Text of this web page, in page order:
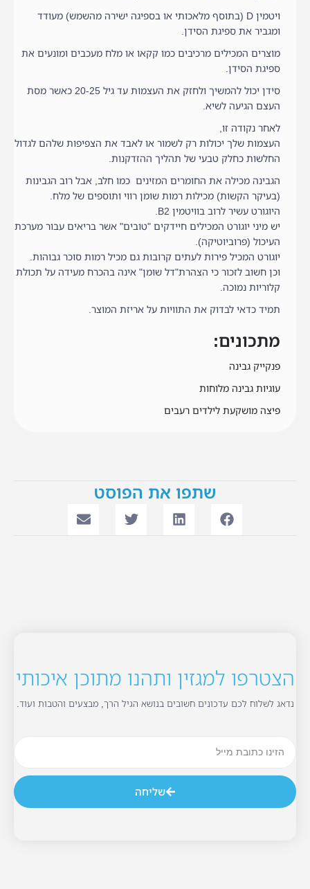
ויטמין D (בתוסף מלאכותי או בספיגה ישירה מהשמש) מעודד
ומגביר את ספיגת הסידן.
מוצרים המכילים מרכיבים כמו קקאו או מלח מעכבים ומונעים את
ספיגת הסידן.
סידן יכול להמשיך ולחזק את העצמות עד גיל 20-25 כאשר מסת
העצם הגיעה לשיא.
לאחר נקודה זו,
העצמות שלך יכולות רק לשמור או לאבד את הצפיפות שלהם לגדול
החלשות כחלק טבעי של תהליך ההזדקנות.
הגבינה מכילה את החומרים המזינים כמו חלב, אבל רוב הגבינות
(בעיקר הקשות) מכילות רמות שומן רווי ותוספים של מלח.
היוגורט עשיר לרוב בוויטמין B2.
יש מיני יוגורט המכילים חיידקים "טובים" אשר בריאים עבור מערכת
העיכול (פרוביוטיקה).
יוגורט המכיל פירות לעתים קרובות גם מכיל רמות סוכר גבוהות.
וכן חשוב לזכור כי הצהרת"דל שומן" אינה בהכרח מעידה על תכולת
קלוריות נמוכה.
תמיד כדאי לבדוק את התוויות על אריזת המוצר.
מתכונים:
פנקייק גבינה
עוגיות גבינה מלוחות
פיצה מושקעת לילדים רעבים
שתפו את הפוסט
הצטרפו למגזין ותהנו מתוכן איכותי
נדאג לשלוח לכם עדכונים חשובים בנושא הגיל הרך, מבצעים והטבות ועוד.
שליחה